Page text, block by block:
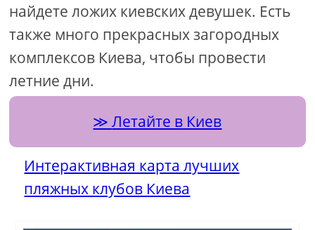
найдете ложих киевских девушек. Есть
также много прекрасных загородных
комплексов Киева, чтобы провести
летние дни.
Летайте в Киев
Интерактивная карта лучших
пляжных клубов Киева